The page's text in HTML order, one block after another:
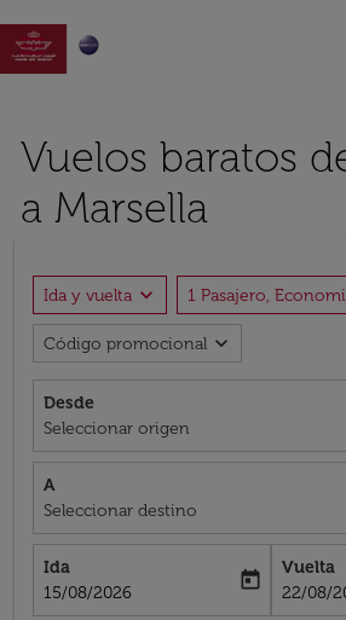

Vuelos baratos
a Marsella
Ida y vuelta expand_more 1 Pasajero,
Código promocional expand_more
Desde
Seleccionar origen
A
Seleccionar destino
Ida
fc-booking-departure-date-aria-label
15/08/2026
today
Vuelta
fc-
22/08/